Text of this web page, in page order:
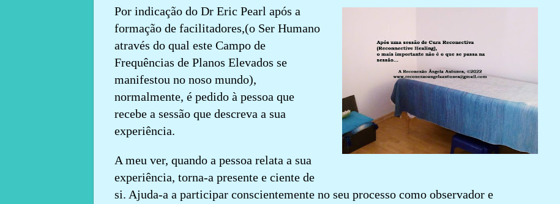
Por indicação do Dr Eric Pearl após a
formação de facilitadores,(o Ser Humano
através do qual este Campo de
Frequências de Planos Elevados se
manifestou no noso mundo),
normalmente, é pedido à pessoa que
recebe a sessão que descreva a sua
experiência.
A meu ver, quando a pessoa relata a sua
experiência, torna-a presente e ciente de
si. Ajuda-a a participar conscientemente no seu processo como observador e